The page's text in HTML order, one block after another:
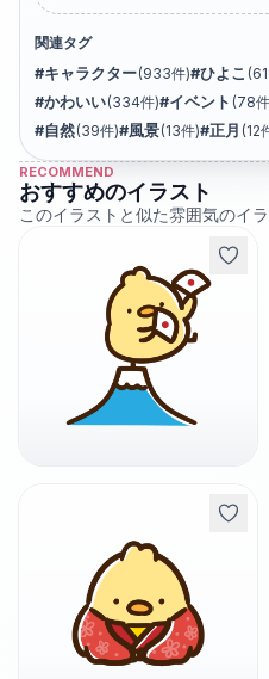
関連タグ
#キャラクター(933件)#ひよこ (
#かわいい(334件)#イベント (78
#自然(39件)#風景(13件)#正月 (12
RECOMMEND
おすすめのイラスト
このイラストと似た雰囲気のイ